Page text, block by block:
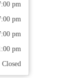
pm
pm
pm
pm
Closed